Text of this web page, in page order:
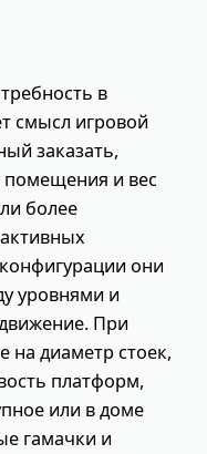
в
смысл игровой
заказать,
помещения и вес
более
они
уровнями и
При
диаметр стоек,
платформ,
или в доме
гамачки и